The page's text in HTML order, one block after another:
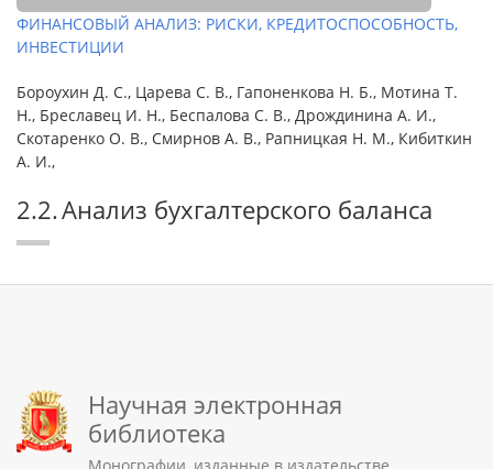
ФИНАНСОВЫЙ АНАЛИЗ: РИСКИ, КРЕДИТОСПОСОБНОСТЬ,
ИНВЕСТИЦИИ
Бороухин Д. С., Царева С. В., Гапоненкова Н. Б., Мотина Т.
Н., Бреславец И. Н., Беспалова С. В., Дрождинина А. И.,
Скотаренко О. В., Смирнов А. В., Рапницкая Н. М., Кибиткин
А. И.,
2.2. Анализ бухгалтерского баланса
Научная электронная
библиотека